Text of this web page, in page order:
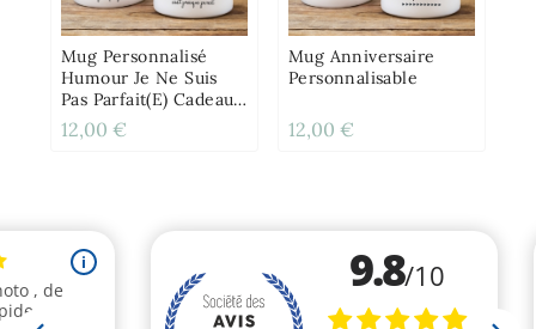
Mug Personnalisé
Humour Je Ne Suis
Pas Parfait(e) Cadeau
Original
12,00 €
Mug Anniversaire
Personnalisable
12,00 €